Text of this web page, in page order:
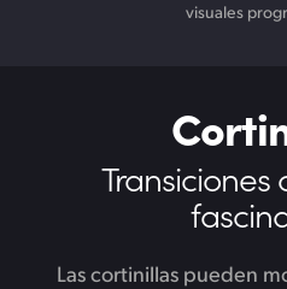
visuales
Transiciones
Las cortinillas pueden